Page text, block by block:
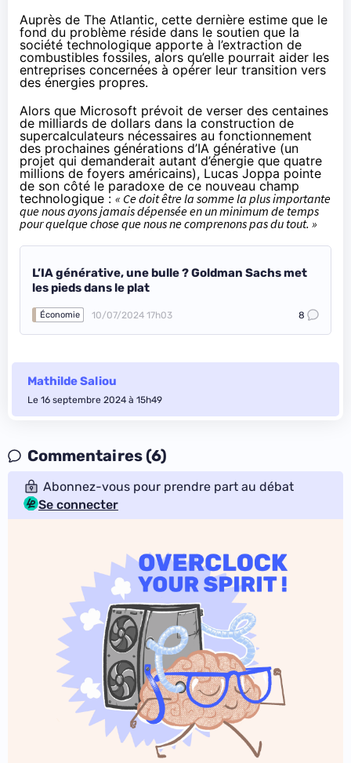
Auprès de The Atlantic, cette dernière estime que le
fond du problème réside dans le soutien que la
société technologique apporte à l’extraction de
combustibles fossiles, alors qu’elle pourrait aider les
entreprises concernées à opérer leur transition vers
des énergies propres.
Alors que Microsoft prévoit de verser des centaines
de milliards de dollars dans la construction de
supercalculateurs nécessaires au fonctionnement
des prochaines générations d’IA générative (un
projet qui demanderait autant d’énergie que quatre
millions de foyers américains), Lucas Joppa pointe
de son côté le paradoxe de ce nouveau champ
technologique : « Ce doit être la somme la plus importante
que nous ayons jamais dépensée en un minimum de temps
pour quelque chose que nous ne comprenons pas du tout. »
L’IA générative, une bulle ? Goldman Sachs met
les pieds dans le plat
Économie 10/07/2024 17h03 8
Mathilde Saliou
Le 16 septembre 2024 à 15h49
Commentaires (6)
Abonnez-vous pour prendre part au débat
Se connecter